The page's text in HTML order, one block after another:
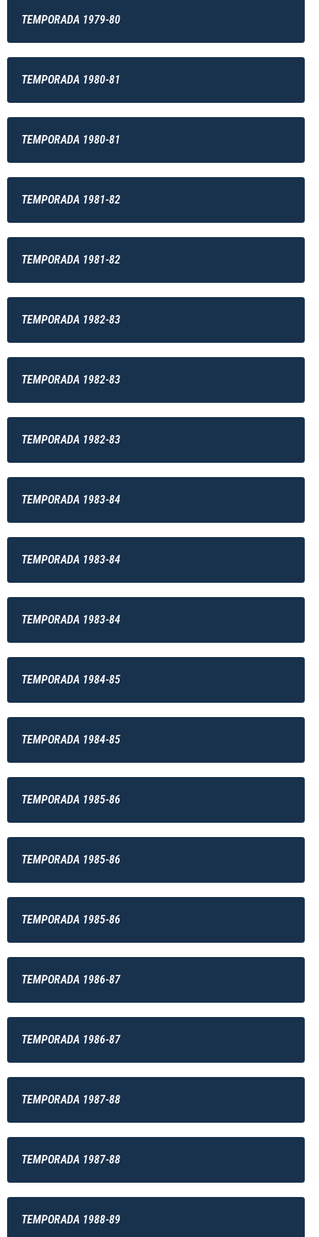
TEMPORADA 1979-80
TEMPORADA 1980-81
TEMPORADA 1980-81
TEMPORADA 1981-82
TEMPORADA 1981-82
TEMPORADA 1982-83
TEMPORADA 1982-83
TEMPORADA 1982-83
TEMPORADA 1983-84
TEMPORADA 1983-84
TEMPORADA 1983-84
TEMPORADA 1984-85
TEMPORADA 1984-85
TEMPORADA 1985-86
TEMPORADA 1985-86
TEMPORADA 1985-86
TEMPORADA 1986-87
TEMPORADA 1986-87
TEMPORADA 1987-88
TEMPORADA 1987-88
TEMPORADA 1988-89